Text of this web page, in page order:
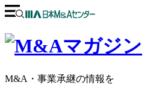
M&A・事業承継の情報を